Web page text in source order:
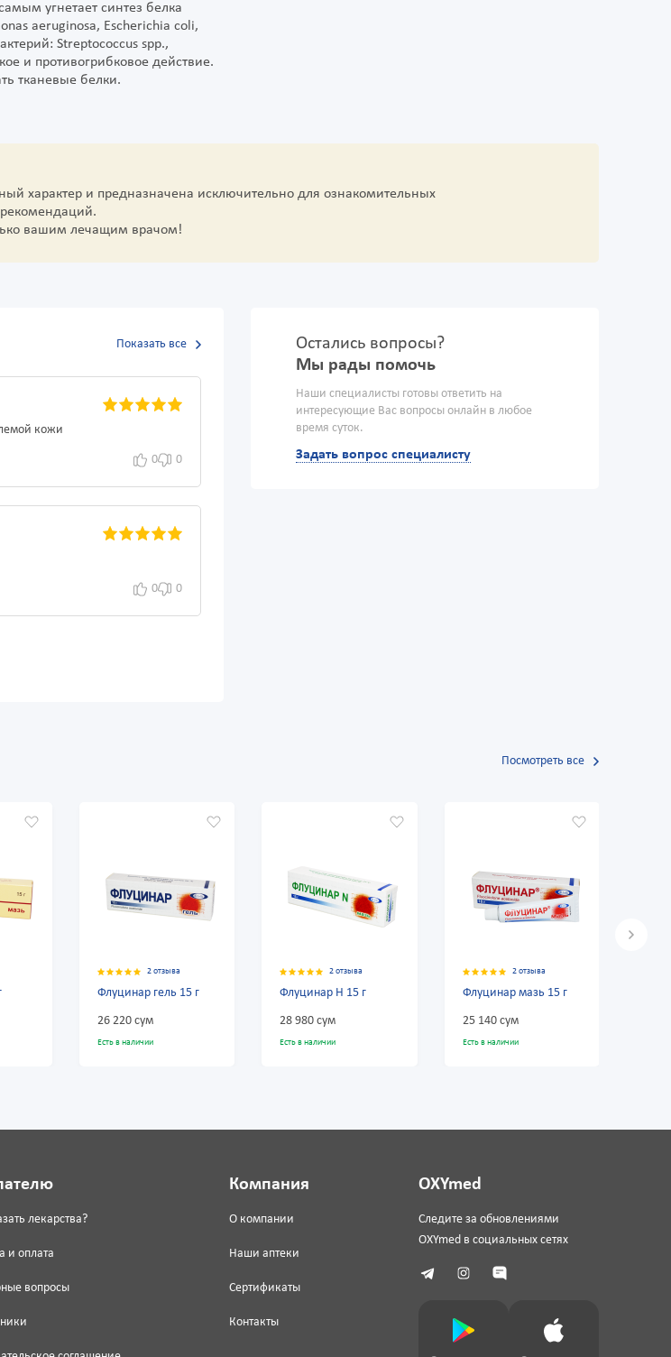
угнетает синтез белка
aeruginosa, Escherichia coli,
Streptococcus spp.,
и противогрибковое действие.
тканевые белки.
характер и предназначена исключительно для ознакомительных
вашим лечащим врачом!
Показать все
кожи
0 0
0 0
Остались вопросы?
Мы рады помочь
Наши специалисты готовы ответить на
интересующие Вас вопросы онлайн в любое
время суток.
Задать вопрос специалисту
Посмотреть все
гель 15 г Флуцинар Н 15 г Флуцинар мазь 15 г
Синафлана мазь
лекарства?
и оплата
вопросы
Компания
О компании
Наши аптеки
Сертификаты
Контакты
OXYmed
Следите за обновлениями
OXYmed в социальных сетях